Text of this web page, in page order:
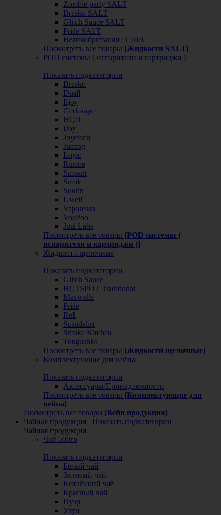
Zombie party SALT
Brusko SALT
Glitch Sauce SALT
Pride SALT
Великобритания / США
Посмотреть все товары [Жидкости SALT]
POD системы ( испарители и картриджи )
Показать подкатегории
Brusko
Duall
Ejoy
Geekvape
HQD
iJoy
Joyetech
Justfog
Logic
Rincoe
Smoant
Smok
Suorin
Uwell
Vaporesso
VooPoo
Juul Labs
Посмотреть все товары [POD системы (
испарители и картриджи )]
Жидкости щелочные
Показать подкатегории
Glitch Sauce
HOTSPOT Traditional
Maxwells
Pride
Rell
Scandalist
Smoke Kitchen
Tungushka
Посмотреть все товары [Жидкости щелочные]
Комплектующие для вейпа
Показать подкатегории
Аксессуары/Принадлежности
Посмотреть все товары [Комплектующие для
вейпа]
Посмотреть все товары [Вейп продукция]
Чайная продукция
Показать подкатегории
Чайная продукция
Чай 500гр
Показать подкатегории
Белый чай
Зеленый чай
Китайский чай
Красный чай
Пуэр
Улун